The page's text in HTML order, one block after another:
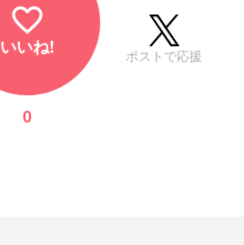
favorite_border
いいね!
0
ポストで応援